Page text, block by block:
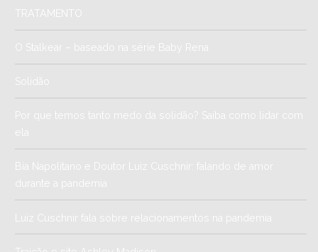
TRATAMENTO
O Stalkear – baseado na série Baby Rena
Solidão
Por que temos tanto medo da solidão? Saiba como lidar com
ela
Bia Napolitano e Doutor Luiz Cuschnir: falando de amor
durante a pandemia
Luiz Cuschnir fala sobre relacionamentos na pandemia